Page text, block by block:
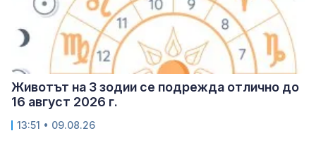
Животът на 3 зодии се подрежда отлично до
16 август 2026 г.
13:51 • 09.08.26